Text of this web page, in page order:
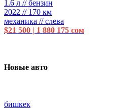
1.6 л // бензин
2022 // 170 км
механика // слева
$21 500 | 1 880 175 сом
Новые авто
бишкек